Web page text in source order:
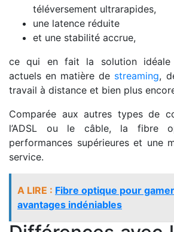
téléversement ultrarapides,
une latence réduite
et une stabilité accrue,
ce qui en fait la solution idéale
actuels en matière de streaming,
travail à distance et bien plus
Comparée aux autres types de
l’ADSL ou le câble, la fibre
performances supérieures et une
service.
A LIRE : Fibre optique pour
avantages indéniables